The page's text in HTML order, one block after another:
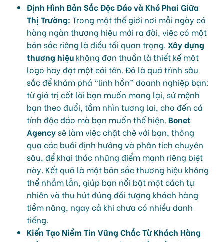
Định Hình Bản Sắc Độc Đáo và Khó Phai Giữa
Thị Trường: Trong một thế giới nơi mỗi ngày có
hàng ngàn thương hiệu mới ra đời, việc có một
bản sắc riêng là điều tối quan trọng. Xây dựng
thương hiệu không đơn thuần là thiết kế một
logo hay đặt một cái tên. Đó là quá trình sâu
sắc để khám phá “linh hồn” doanh nghiệp bạn:
từ giá trị cốt lõi bạn muốn mang lại, sứ mệnh
bạn theo đuổi, tầm nhìn tương lai, cho đến cá
tính độc đáo mà bạn muốn thể hiện. Bonet
Agencysẽ làm việc chặt chẽ với bạn, thông
qua các buổi định hướng và phân tích chuyên
sâu, để khai thác những điểm mạnh riêng biệt
này. Kết quả là một bản sắc thương hiệu không
thể nhầm lẫn, giúp bạn nổi bật một cách tự
nhiên và thu hút đúng đối tượng khách hàng
tiềm năng, ngay cả khi chưa có nhiều danh
tiếng.
Kiến Tạo Niềm Tin Vững Chắc Từ Khách Hàng